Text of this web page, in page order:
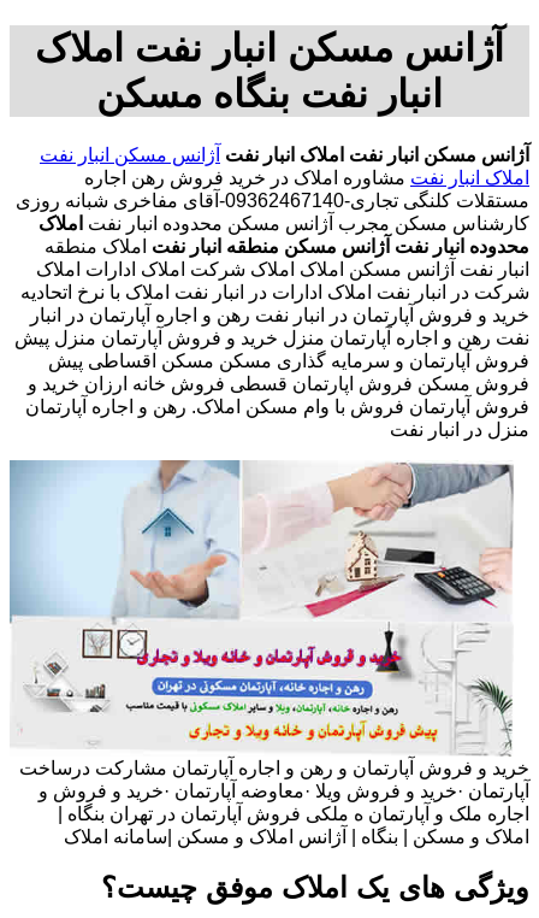
آژانس مسکن انبار نفت املاک
انبار نفت بنگاه مسکن
آژانس مسکن انبار نفت املاک انبار نفت آژانس مسکن انبار نفت
املاک انبار نفت مشاوره املاک در خرید فروش رهن اجاره
مستقلات کلنگی تجاری-09362467140-آقای مفاخری شبانه روزی
کارشناس مسکن مجرب آژانس مسکن محدوده انبار نفت املاک
محدوده انبار نفت آژانس مسکن منطقه انبار نفت املاک منطقه
انبار نفت آژانس مسکن املاک املاک شرکت املاک ادارات املاک
شرکت در انبار نفت املاک ادارات در انبار نفت املاک با نرخ اتحادیه
خرید و فروش آپارتمان در انبار نفت رهن و اجاره آپارتمان در انبار
نفت رهن و اجاره آپارتمان منزل خرید و فروش آپارتمان منزل پیش
فروش آپارتمان و سرمایه گذاری مسکن مسکن اقساطی پیش
فروش مسکن فروش اپارتمان قسطی فروش خانه ارزان خرید و
فروش آپارتمان فروش با وام مسکن املاک. رهن و اجاره آپارتمان
منزل در انبار نفت
خرید و فروش آپارتمان و رهن و اجاره آپارتمان مشارکت درساخت
آپارتمان ·خرید و فروش ویلا ·معاوضه آپارتمان ·خرید و فروش و
اجاره ملک و آپارتمان ه ملکی فروش آپارتمان در تهران بنگاه |
املاک و مسکن | بنگاه | آژانس املاک و مسکن |سامانه املاک
ویژگی های یک املاک موفق چیست؟